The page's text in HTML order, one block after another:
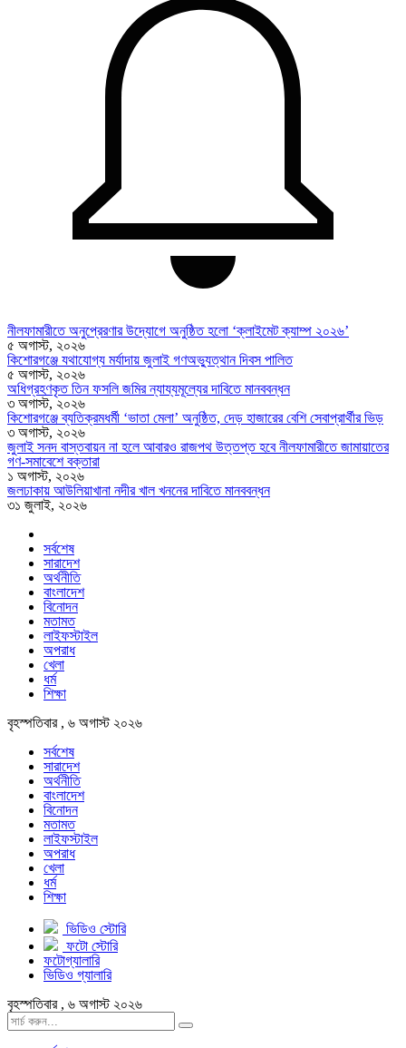
নীলফামারীতে অনুপ্রেরণার উদ্যোগে অনুষ্ঠিত হলো ‘ক্লাইমেট ক্যাম্প ২০২৬’
৫ অগাস্ট, ২০২৬
কিশোরগঞ্জে যথাযোগ্য মর্যাদায় জুলাই গণঅভ্যুত্থান দিবস পালিত
৫ অগাস্ট, ২০২৬
অধিগ্রহণকৃত তিন ফসলি জমির ন্যায্যমূল্যের দাবিতে মানববন্ধন
৩ অগাস্ট, ২০২৬
কিশোরগঞ্জে ব্যতিক্রমধর্মী ‘ভাতা মেলা’ অনুষ্ঠিত, দেড় হাজারের বেশি সেবাপ্রার্থীর ভিড়
৩ অগাস্ট, ২০২৬
জুলাই সনদ বাস্তবায়ন না হলে আবারও রাজপথ উত্তপ্ত হবে নীলফামারীতে জামায়াতের
গণ-সমাবেশে বক্তারা
১ অগাস্ট, ২০২৬
জলঢাকায় আউলিয়াখানা নদীর খাল খননের দাবিতে মানববন্ধন
৩১ জুলাই, ২০২৬
সর্বশেষ
সারাদেশ
অর্থনীতি
বাংলাদেশ
বিনোদন
মতামত
লাইফস্টাইল
অপরাধ
খেলা
ধর্ম
শিক্ষা
বৃহস্পতিবার , ৬ অগাস্ট ২০২৬
সর্বশেষ
সারাদেশ
অর্থনীতি
বাংলাদেশ
বিনোদন
মতামত
লাইফস্টাইল
অপরাধ
খেলা
ধর্ম
শিক্ষা
ভিডিও স্টোরি
ফটো স্টোরি
ফটোগ্যালারি
ভিডিও গ্যালারি
বৃহস্পতিবার , ৬ অগাস্ট ২০২৬